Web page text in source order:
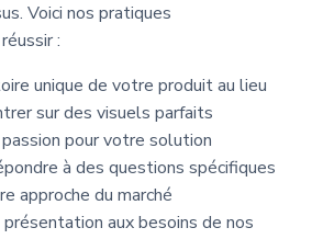
Voici nos pratiques
:
unique de votre produit au lieu
sur des visuels parfaits
pour votre solution
à des questions spécifiques
approche du marché
aux besoins de nos